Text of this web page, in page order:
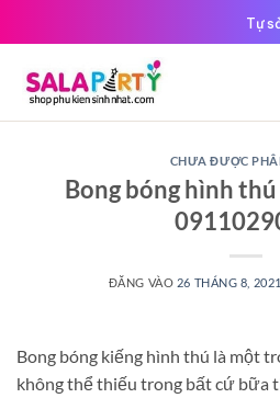
nội
dung
Tự
Đổi
CHƯA ĐƯỢC
Bong bóng hình
ĐĂNG VÀO 26 THÁNG 8, 2021
Bong bóng kiếng hình thú là một
không thể thiếu trong bất cứ bữa